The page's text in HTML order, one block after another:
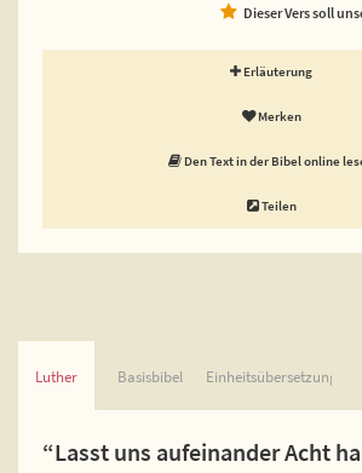
Dieser Vers soll
Erläuterung
Merken
Den Text in der Bibel online
Teilen
Luther Basisbibel Einheitsübersetzung
“Lasst uns aufeinander Acht